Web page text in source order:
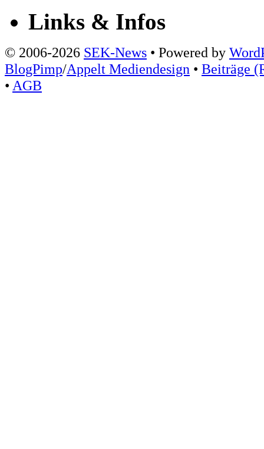
Links & Infos
© 2006-2026 SEK-News • Powered by
BlogPimp/Appelt Mediendesign • Beiträge
• AGB